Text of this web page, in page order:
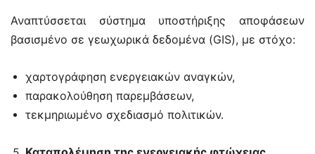
Αναπτύσσεται σύστημα υποστήριξης αποφάσεων
βασισμένο σε γεωχωρικά δεδομένα (GIS), με στόχο:
χαρτογράφηση ενεργειακών αναγκών,
παρακολούθηση παρεμβάσεων,
τεκμηριωμένο σχεδιασμό πολιτικών.